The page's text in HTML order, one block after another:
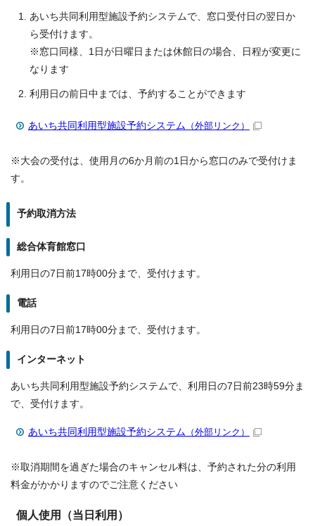
あいち共同利用型施設予約システムで、窓口受付日の翌日か
ら受付けます。
※窓口同様、1日が日曜日または休館日の場合、日程が変更に
なります
利用日の前日中までは、予約することができます
あいち共同利用型施設予約システム （外部リンク）
※大会の受付は、使用月の6か月前の1日から窓口のみで受付けま
す。
予約取消方法
総合体育館窓口
利用日の7日前17時00分まで、受付けます。
電話
利用日の7日前17時00分まで、受付けます。
インターネット
あいち共同利用型施設予約システムで、利用日の7日前23時59分ま
で、受付けます。
あいち共同利用型施設予約システム （外部リンク）
※取消期間を過ぎた場合のキャンセル料は、予約された分の利用
料金がかかりますのでご注意ください
個人使用（当日利用）